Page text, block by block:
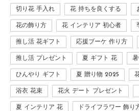
切り花 手入れ 花 持ちを良くする
花の飾り方 花 インテリア 初心者
推し活 花ギフト 応援ブーケ 作り方
推し活 プレゼント 夏 ギフト 花
ひんやり ギフト 夏 贈り物 2025
浴衣 花束 花火 デート プレゼント
夏 インテリア 花 ドライフラワー 飾り